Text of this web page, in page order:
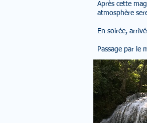
Après cette
atmosphère
En soirée,
Passage par le